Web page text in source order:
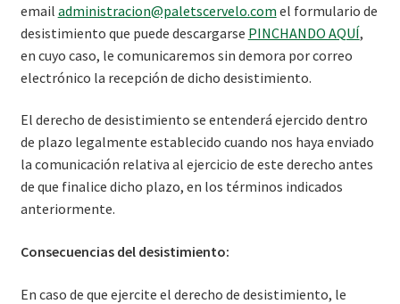
email administracion@paletscervelo.com el formulario de
desistimiento que puede descargarse PINCHANDO AQUÍ,
en cuyo caso, le comunicaremos sin demora por correo
electrónico la recepción de dicho desistimiento.
El derecho de desistimiento se entenderá ejercido dentro
de plazo legalmente establecido cuando nos haya enviado
la comunicación relativa al ejercicio de este derecho antes
de que finalice dicho plazo, en los términos indicados
anteriormente.
Consecuencias del desistimiento:
En caso de que ejercite el derecho de desistimiento, le